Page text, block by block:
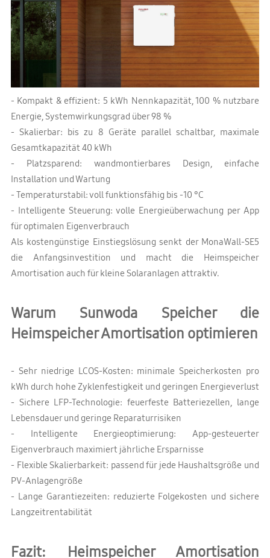
- Kompakt & effizient: 5 kWh Nennkapazität, 100 % nutzbare
Energie, Systemwirkungsgrad über 98 %
- Skalierbar: bis zu 8 Geräte parallel schaltbar, maximale
Gesamtkapazität 40 kWh
- Platzsparend: wandmontierbares Design, einfache
Installation und Wartung
- Temperaturstabil: voll funktionsfähig bis -10 °C
- Intelligente Steuerung: volle Energieüberwachung per App
für optimalen Eigenverbrauch
Als kostengünstige Einstiegslösung senkt der MonaWall-SE5
die Anfangsinvestition und macht die Heimspeicher
Amortisation auch für kleine Solaranlagen attraktiv.
Warum Sunwoda Speicher die
Heimspeicher Amortisation optimieren
- Sehr niedrige LCOS-Kosten: minimale Speicherkosten pro
kWh durch hohe Zyklenfestigkeit und geringen Energieverlust
- Sichere LFP-Technologie: feuerfeste Batteriezellen, lange
Lebensdauer und geringe Reparaturrisiken
- Intelligente Energieoptimierung: App-gesteuerter
Eigenverbrauch maximiert jährliche Ersparnisse
- Flexible Skalierbarkeit: passend für jede Haushaltsgröße und
PV-Anlagengröße
- Lange Garantiezeiten: reduzierte Folgekosten und sichere
Langzeitrentabilität
Fazit: Heimspeicher Amortisation